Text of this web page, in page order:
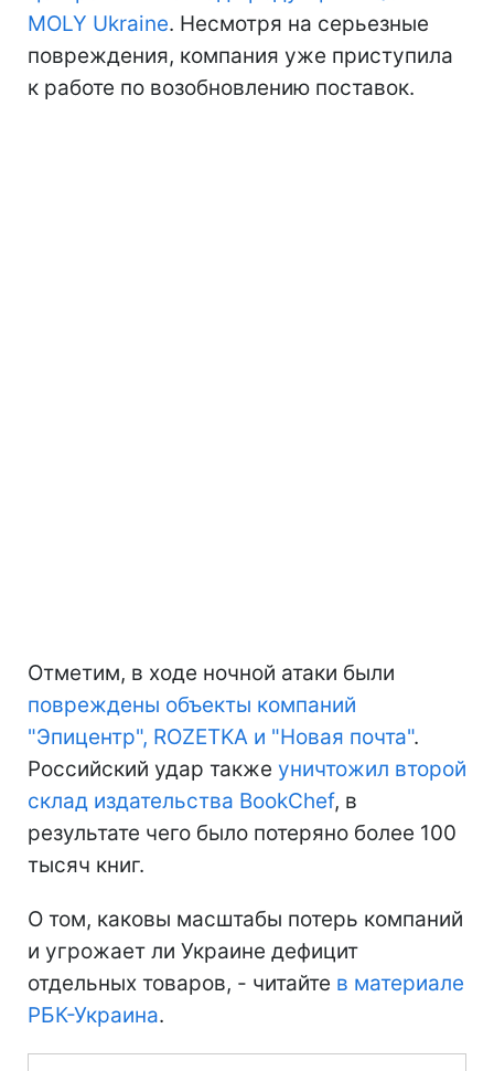
MOLY Ukraine. Несмотря на серьезные
повреждения, компания уже приступила
к работе по возобновлению поставок.
Отметим, в ходе ночной атаки были
повреждены объекты компаний
"Эпицентр", ROZETKA и "Новая почта".
Российский удар также уничтожил второй
склад издательства BookChef, в
результате чего было потеряно более 100
тысяч книг.
О том, каковы масштабы потерь компаний
и угрожает ли Украине дефицит
отдельных товаров, - читайте в материале
РБК-Украина.